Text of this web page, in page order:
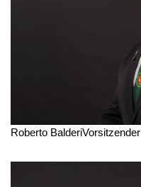
Roberto BalderiVorsitzender